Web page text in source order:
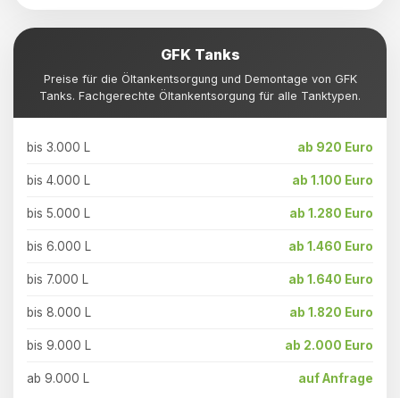
GFK Tanks
Preise für die Öltankentsorgung und Demontage von GFK
Tanks. Fachgerechte Öltankentsorgung für alle Tanktypen.
bis 3.000 L ab 920 Euro
bis 4.000 L ab 1.100 Euro
bis 5.000 L ab 1.280 Euro
bis 6.000 L ab 1.460 Euro
bis 7.000 L ab 1.640 Euro
bis 8.000 L ab 1.820 Euro
bis 9.000 L ab 2.000 Euro
ab 9.000 L auf Anfrage